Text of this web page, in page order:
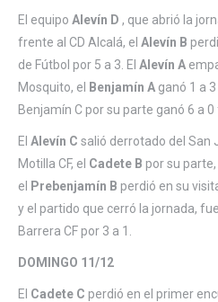
El equipo Alevín D , que abrió la
frente al CD Alcalá, el Alevín B
de Fútbol por 5 a 3. El Alevín A
Mosquito, el
Benjamín A ganó 1 a
Benjamín C por su parte ganó 6 a
El Alevín C salió derrotado del San
Motilla CF, el Cadete B por su parte,
el
Prebenjamín B perdió en su
y el partido que cerró la jornada,
Barrera CF por 3 a 1.
DOMINGO 11/12
El Cadete C perdió en el primer